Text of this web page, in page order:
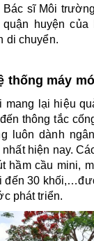
Bác sĩ Môi
huyện
di chuyển.
thống máy
mang lại hiệu
thông tắc
luôn dành
hiện nay.
hầm cầu mini,
đến 30
phát triển.